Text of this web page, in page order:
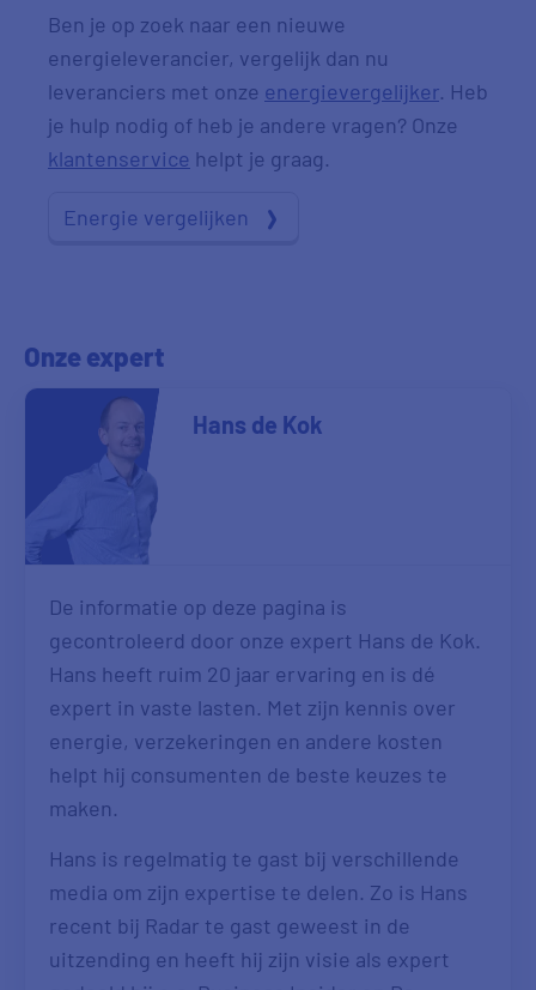
Ben je op zoek naar een nieuwe
energieleverancier, vergelijk dan nu
leveranciers met onze energievergelijker. Heb
je hulp nodig of heb je andere vragen? Onze
klantenservice helpt je graag.
Energie vergelijken
Onze expert
Hans de Kok
De informatie op deze pagina is
gecontroleerd door onze expert Hans de Kok.
Hans heeft ruim 20 jaar ervaring en is dé
expert in vaste lasten. Met zijn kennis over
energie, verzekeringen en andere kosten
helpt hij consumenten de beste keuzes te
maken.
Hans is regelmatig te gast bij verschillende
media om zijn expertise te delen. Zo is Hans
recent bij Radar te gast geweest in de
uitzending en heeft hij zijn visie als expert